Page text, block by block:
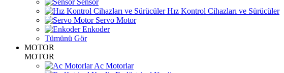
Sensör
Hız Kontrol Cihazları ve Sürücüler
Servo Motor
Enkoder
Tümünü Gör
MOTOR
MOTOR
Ac Motorlar